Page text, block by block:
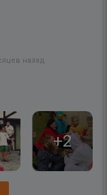
назад
+2